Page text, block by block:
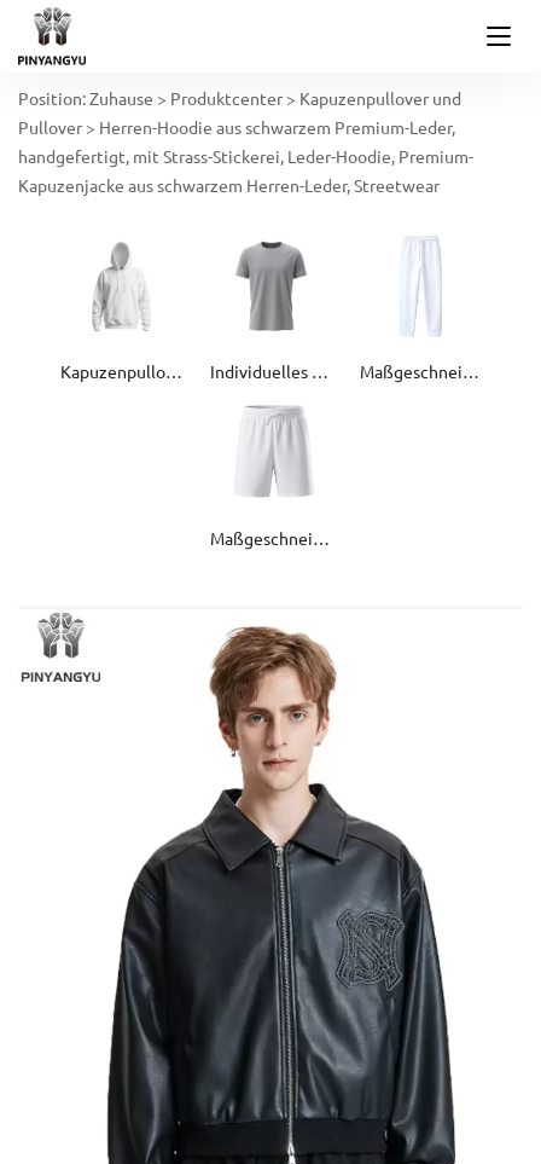
Position:Zuhause > Produktcenter > Kapuzenpullover und
Pullover > Herren-Hoodie aus schwarzem Premium-Leder,
handgefertigt, mit Strass-Stickerei, Leder-Hoodie, Premium-
Kapuzenjacke aus schwarzem Herren-Leder, Streetwear
Kapuzenpullover und Pullover Individuelles T-Shirt Maßgeschneiderte Jogginghose
Maßgeschneiderte Shorts